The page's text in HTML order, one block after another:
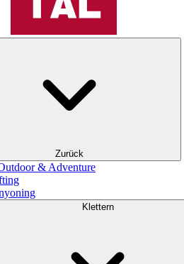
Zurück
& Adventure
Klettern